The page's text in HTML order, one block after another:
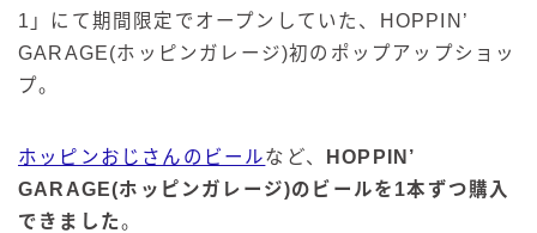
1」にて期間限定でオープンしていた、HOPPIN’
GARAGE(ホッピンガレージ)初のポップアップショッ
プ。
ホッピンおじさんのビールなど、
HOPPIN’
GARAGE(ホッピンガレージ)のビールを1本ずつ購入
できました。